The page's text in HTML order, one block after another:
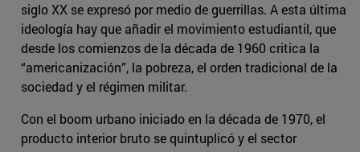
siglo XX se expresó por medio de guerrillas. A esta última
ideología hay que añadir el movimiento estudiantil, que
desde los comienzos de la década de 1960 critica la
“americanización”, la pobreza, el orden tradicional de la
sociedad y el régimen militar.
Con el boom urbano iniciado en la década de 1970, el
producto interior bruto se quintuplicó y el sector